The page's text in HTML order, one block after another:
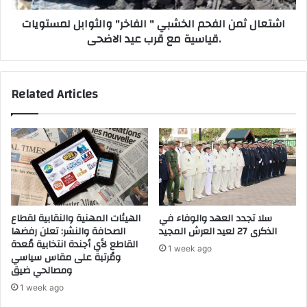
ي
م
ل
م
س
ش
ا
ر
ي
ي
ؤ
ن
ش
ب
ي
"
ا
ف
ا
ر
"
اشتعال ثمن الفحم الخشبي " الفاخر" والثوابل لمستويات
قياسية مع قرب عيد الاضحى.
Related Articles
الهيئات المهنية والنقابية لقطاع
الصحافة والنشر: تعلن رفضها
القاطع لأي أجندة انتخابية مُعدة
ومُرتبة على مقاس سياسي
ومصالحي ضيق
1 week ago
سلا تجدد العهد والوفاء في
الذكرى 27 لعيد العرش المجيد
1 week ago